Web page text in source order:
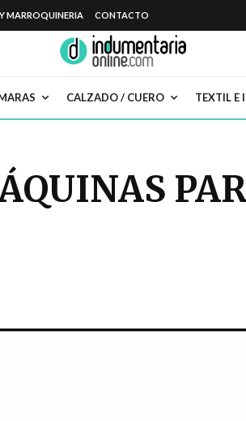
MARROQUINERIA CONTACTO
CALZADO / CUERO TEXTIL E